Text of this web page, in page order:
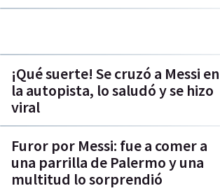
¡Qué suerte! Se cruzó a Messi en
la autopista, lo saludó y se hizo
viral
Furor por Messi: fue a comer a
una parrilla de Palermo y una
multitud lo sorprendió